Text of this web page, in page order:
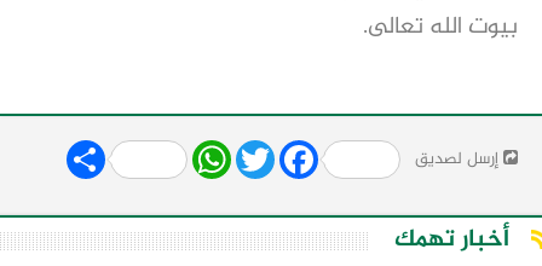
بيوت الله تعالى.
إرسل لصديق Share WhatsApp
Twitter Facebook
أخبار تهمك